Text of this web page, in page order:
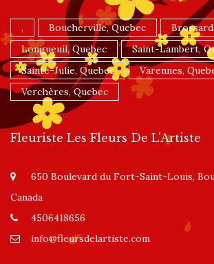
, Boucherville, Quebec
Longueuil, Quebec
Saint-Lambert,
Sainte-Julie, Quebec
Varennes,
Verchères, Quebec
Fleuriste Les Fleurs De L'Artiste
650 Boulevard du Fort-Saint-Louis,
Canada
4506418656
info@fleursdelartiste.com